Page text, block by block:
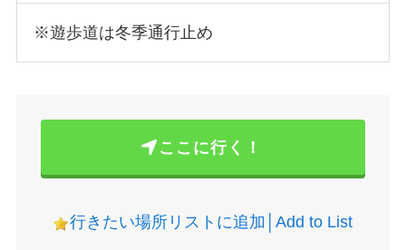
※遊歩道は冬季通行止め
ここに行く！
行きたい場所リストに追加│Add to List